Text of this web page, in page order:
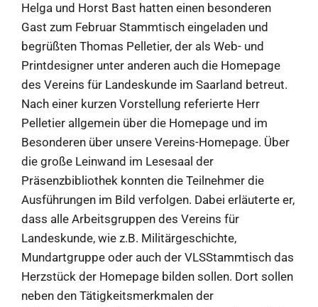
Helga und Horst Bast hatten einen besonderen
Gast zum Februar Stammtisch eingeladen und
begrüßten Thomas Pelletier, der als Web- und
Printdesigner unter anderen auch die Homepage
des Vereins für Landeskunde im Saarland betreut.
Nach einer kurzen Vorstellung referierte Herr
Pelletier allgemein über die Homepage und im
Besonderen über unsere Vereins-Homepage. Über
die große Leinwand im Lesesaal der
Präsenzbibliothek konnten die Teilnehmer die
Ausführungen im Bild verfolgen. Dabei erläuterte er,
dass alle Arbeitsgruppen des Vereins für
Landeskunde, wie z.B. Militärgeschichte,
Mundartgruppe oder auch der VLSStammtisch das
Herzstück der Homepage bilden sollen. Dort sollen
neben den Tätigkeitsmerkmalen der